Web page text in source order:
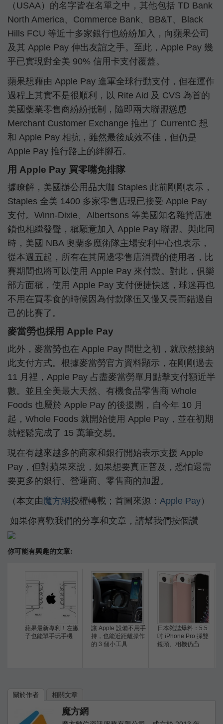
（USAA）的名字皆在名單之中，其他包括 TD Bank
North America、Commerce Bank、BB&T、Black
Hills FCU 等近十多家銀行也紛紛加入，向蘋果公司
及其 Apple Pay 伸出友誼之手。至此，Apple Pay 幾
乎已實現對全美 90% 信用卡支付覆蓋。
蘋果想藉由 Apple Pay 進軍全球行動支付，但在運作
過程上其實不是很順利，以 Rite Aid 及 CVS 為首的
美國藥業零售商紛紛抵制，隨即兩大聯盟慫恿
Merchant Customer Exchange 推出了 CurrentC 想
和 Apple Pay 相抗，雖然最後成效不佳，但仍是
Apple Pay 推行路上的絆腳石。
用 Apple Pay 買零嘴免排隊
據瞭解，美國辦公用品大咖 Staples 此前剛剛表示，
Staples 全美 1400 多家零售店現已接受 Apple Pay
支付。Winn-Dixie、Albertsons 等美國知名雜貨店連
鎖也相繼發聲，稱願意加入 Apple Pay 聯盟。與此同
時，美國 NBA 奧蘭多魔術隊主場安利中心也表示，
從本週五起，所有在其周邊零售店消費的使用者，比
賽期間也將可以使用 Apple Pay 來付款。對此，俱樂
部方面稱，使用 Apple Pay 支付便捷快速，球迷再也
不用在買零食的時候因為付款隊伍又慢又長而錯過自
己的比賽了。
麥當勞也採用 Apple Pay
此外，麥當勞也在 Apple Pay 問世之初，就欣然接納
此支付方式。根據麥當勞官方資料顯示，在剛剛過去
11 月裡，Apple Pay 占盡麥當勞單月點擊支付額近半
數。並且全美最大天然、有機食品零售商 Whole
Foods 也屬於 Apple Pay 的後援團，自今年 10 月
起，Whole Foods 就開始使用 Apple Pay，並在初期
就輕鬆完成了 15 萬筆交易。
現在有越來越多的商家和銀行開始表示支援 Apple
Pay，但對蘋果來說，如果想要真正普及，恐怕還需
要更多的銀行、營運商、零售商的加盟。
（本文由 魔方網授權轉載；首圖來源： Apple Pay）
如果你喜歡我們的分享和文章，請幫我們按個讚
你可能有興趣的文章:
蘋果最新專利！左撇
子也能單手玩手機
讓 Apple 設備不用手
持，也能近距離操作
的 3 個小工具
日本雜誌爆料：5.5
吋 iPhone Pro 採雙
鏡頭、相機仍凸
關於作者 相關文章
魔方網